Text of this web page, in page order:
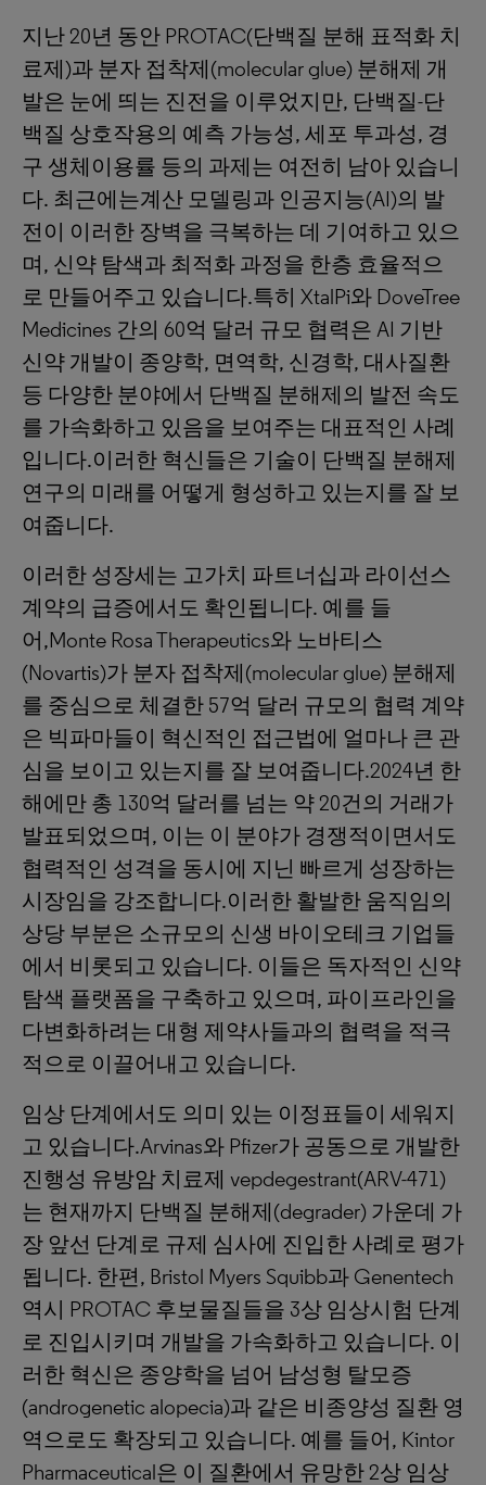
지난 20년 동안 PROTAC(단백질 분해 표적화 치
료제)과 분자 접착제(molecular glue) 분해제 개
발은 눈에 띄는 진전을 이루었지만, 단백질-단
백질 상호작용의 예측 가능성, 세포 투과성, 경
구 생체이용률 등의 과제는 여전히 남아 있습니
다. 최근에는계산 모델링과 인공지능(AI)의 발
전이 이러한 장벽을 극복하는 데 기여하고 있으
며, 신약 탐색과 최적화 과정을 한층 효율적으
로 만들어주고 있습니다.특히 XtalPi와 DoveTree
Medicines 간의 60억 달러 규모 협력은 AI 기반
신약 개발이 종양학, 면역학, 신경학, 대사질환
등 다양한 분야에서 단백질 분해제의 발전 속도
를 가속화하고 있음을 보여주는 대표적인 사례
입니다.이러한 혁신들은 기술이 단백질 분해제
연구의 미래를 어떻게 형성하고 있는지를 잘 보
여줍니다.
이러한 성장세는 고가치 파트너십과 라이선스
계약의 급증에서도 확인됩니다. 예를 들
어,Monte Rosa Therapeutics와 노바티스
(Novartis)가 분자 접착제(molecular glue) 분해제
를 중심으로 체결한 57억 달러 규모의 협력 계약
은 빅파마들이 혁신적인 접근법에 얼마나 큰 관
심을 보이고 있는지를 잘 보여줍니다.2024년 한
해에만 총 130억 달러를 넘는 약 20건의 거래가
발표되었으며, 이는 이 분야가 경쟁적이면서도
협력적인 성격을 동시에 지닌 빠르게 성장하는
시장임을 강조합니다.이러한 활발한 움직임의
상당 부분은 소규모의 신생 바이오테크 기업들
에서 비롯되고 있습니다. 이들은 독자적인 신약
탐색 플랫폼을 구축하고 있으며, 파이프라인을
다변화하려는 대형 제약사들과의 협력을 적극
적으로 이끌어내고 있습니다.
임상 단계에서도 의미 있는 이정표들이 세워지
고 있습니다.Arvinas와 Pfizer가 공동으로 개발한
진행성 유방암 치료제 vepdegestrant(ARV-471)
는 현재까지 단백질 분해제(degrader) 가운데 가
장 앞선 단계로 규제 심사에 진입한 사례로 평가
됩니다. 한편, Bristol Myers Squibb과 Genentech
역시 PROTAC 후보물질들을 3상 임상시험 단계
로 진입시키며 개발을 가속화하고 있습니다. 이
러한 혁신은 종양학을 넘어 남성형 탈모증
(androgenetic alopecia)과 같은 비종양성 질환 영
역으로도 확장되고 있습니다. 예를 들어, Kintor
Pharmaceutical은 이 질환에서 유망한 2상 임상